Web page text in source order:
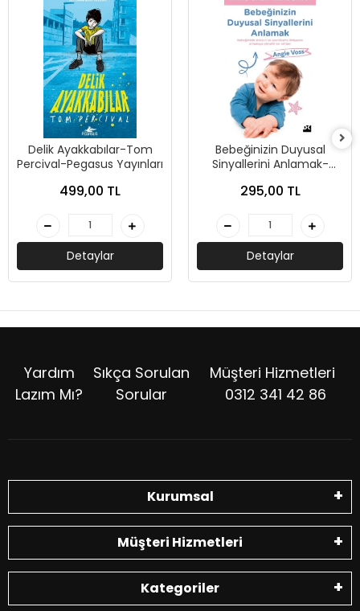
Delik Ayakkabılar-Tom
Percival-Pegasus Yayınları
499,00 TL
Detaylar
Bebeğinizin Duyusal
Sinyallerini Anlamak-
Kitapçılık
295,00 TL
Detaylar
Yardım
Lazım Mı?
Sıkça Sorulan
Sorular
Müşteri Hizmetleri
0312 341 42 86
Kurumsal
Müşteri Hizmetleri
Kategoriler